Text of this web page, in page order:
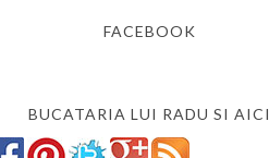
FACEBOOK
BUCATARIA LUI RADU SI AICI